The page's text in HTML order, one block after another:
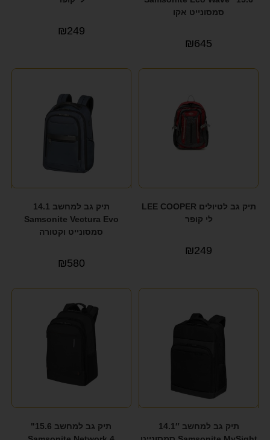
סמסונייט אקו
₪645
₪249
תיק גב לטיולים LEE COOPER
לי קופר
₪249
תיק גב למחשב 14.1
Samsonite Vectura Evo
סמסונייט וקטורה
₪580
תיק גב למחשב 14.1″
תיק גב למחשב 15.6"